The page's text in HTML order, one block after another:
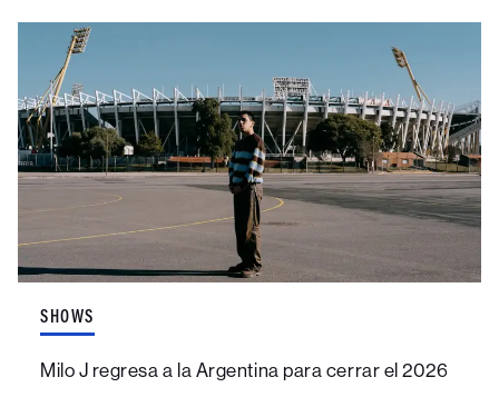
SHOWS
Milo J regresa a la Argentina para cerrar el 2026